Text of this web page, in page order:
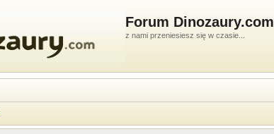
Forum Dinozaury.com
z nami przeniesiesz się w czasie...